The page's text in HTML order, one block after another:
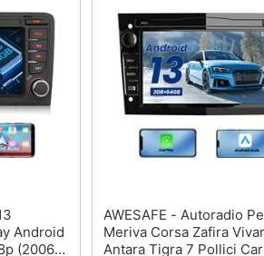
Android
(2006-
AWESAFE - Autoradio Per Opel
Meriva Corsa Zafira
Antara Tigra 7 Pollici Car